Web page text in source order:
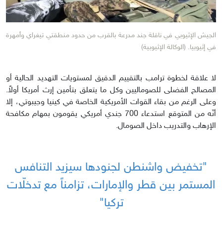
الجيش الإثيوبي في ناقلة جند مدرعة بالقرب من حدود منطقتي تيغراي وأمهرة
في إثيوبيا. (الوكالة الإثيوبية)
لا علاقة لخطوة ترامب بالتقييم الدقيق لمستويات التهديد الحالية أو
المصالح الفضلى للصوماليين وكل ما يتعلق بتأمين إرث أمريكا أولاً.
وعلى الرغم من بقاء القوات الأمريكية الخاصة في كينيا وجيبوتي، إلا
أنّه من المتوقع استدعاء 700 جندي أمريكي يقومون بمهام مكافحة
الإرهاب والتدريب داخل الصومال.
"تخفيض واشنطن لجنودها سيزيد التنافس
المستمر بين قطر والإمارات، تزامناً مع تدخلّات
تركيا"